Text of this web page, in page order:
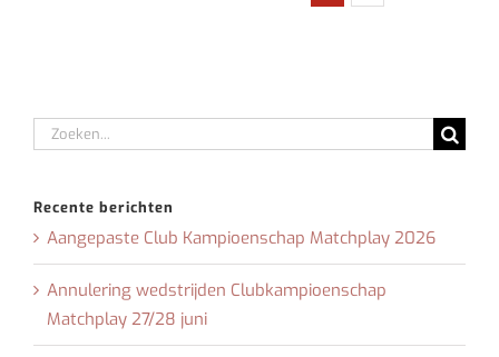
Zoeken
naar:
Recente berichten
Aangepaste Club Kampioenschap Matchplay 2026
Annulering wedstrijden Clubkampioenschap
Matchplay 27/28 juni